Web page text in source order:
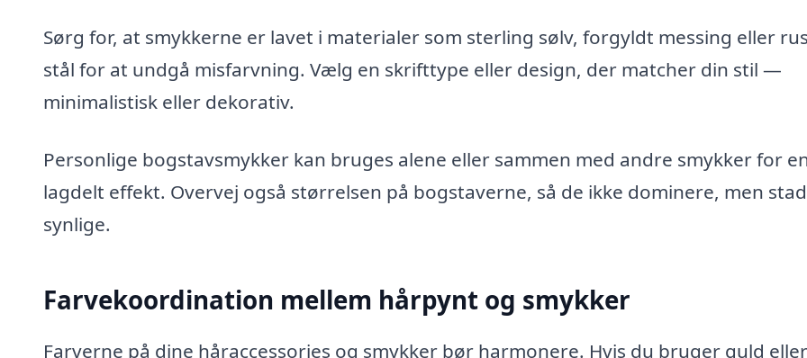
Sørg for, at smykkerne er lavet i materialer som sterling sølv, forgyldt messing eller
stål for at undgå misfarvning. Vælg en skrifttype eller design, der matcher din stil —
minimalistisk eller dekorativ.
Personlige bogstavsmykker kan bruges alene eller sammen med andre smykker for
lagdelt effekt. Overvej også størrelsen på bogstaverne, så de ikke dominere, men
synlige.
Farvekoordination mellem hårpynt og smykker
Farverne på dine håraccessories og smykker bør harmonere. Hvis du bruger guld eller